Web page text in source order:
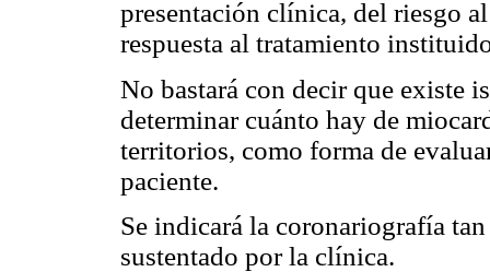
presentación clínica, del riesgo
respuesta al tratamiento
No bastará con decir que existe
determinar cuánto hay de
territorios, como forma de
paciente.
Se indicará la coronariografía
sustentado por la clínica.